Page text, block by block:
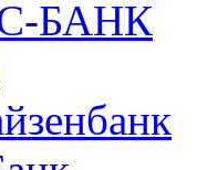
БАНК